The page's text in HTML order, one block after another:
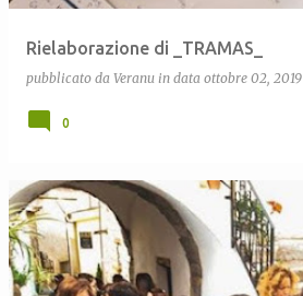
Rielaborazione di _TRAMAS_
pubblicato da Veranu in data ottobre 02, 2019
0